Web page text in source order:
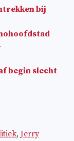
bij
begin slecht
, Jerry